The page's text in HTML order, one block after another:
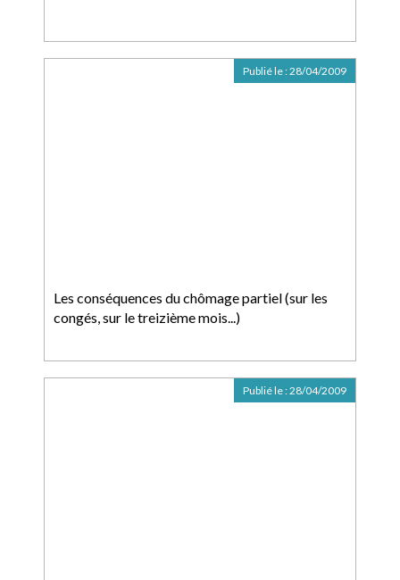
Les conséquences du chômage partiel (sur les
congés, sur le treizième mois...)
Publié le :28/04/2009
Publié le :28/04/2009